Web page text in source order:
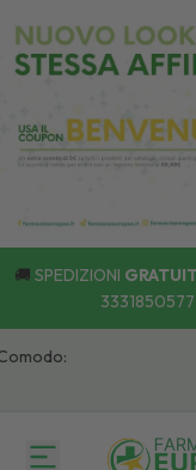
🚚 SPEDIZIONI
3331850577